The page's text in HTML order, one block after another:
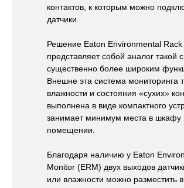
контактов, к которым можно
датчики.
Решение Eaton Environmental
представляет собой аналог такой
существенно более широким
Внешне эта система мониторинга
влажности и состояния «сухих»
выполнена в виде компактного
занимает минимум места в шкафу
помещении.
Благодаря наличию у Eaton
Monitor (ERM) двух выходов
или влажности можно разместить